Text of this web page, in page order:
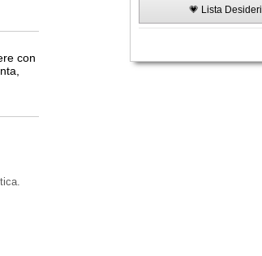
con
💗 Lista Desideri